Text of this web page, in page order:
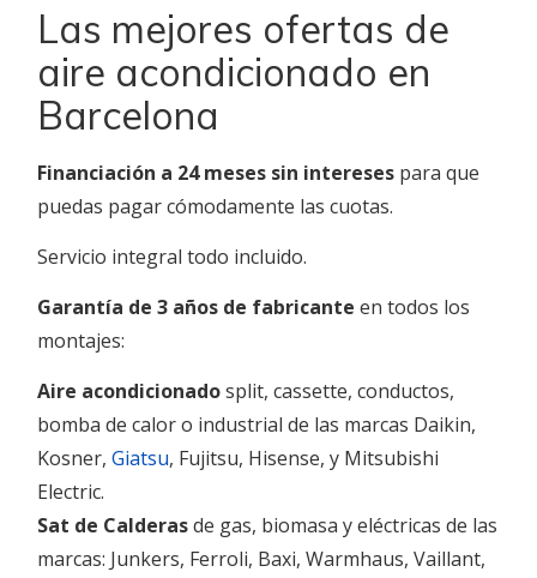
Las mejores ofertas de
aire acondicionado en
Barcelona
Financiación a 24 meses sin intereses para que
puedas pagar cómodamente las cuotas.
Servicio integral todo incluido.
Garantía de 3 años de fabricante en todos los
montajes:
Aire acondicionadosplit, cassette, conductos,
bomba de calor o industrial de las marcas Daikin,
Kosner, Giatsu, Fujitsu, Hisense, y Mitsubishi
Electric.
Sat de Calderasde gas, biomasa y eléctricas de las
marcas: Junkers, Ferroli, Baxi, Warmhaus, Vaillant,